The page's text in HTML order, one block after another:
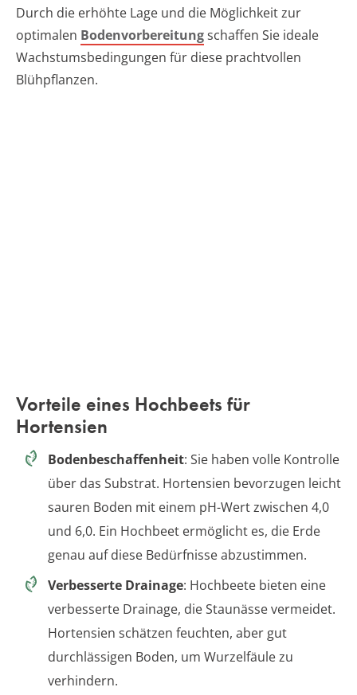
Durch die erhöhte Lage und die Möglichkeit zur
optimalen Bodenvorbereitungschaffen Sie ideale
Wachstumsbedingungen für diese prachtvollen
Blühpflanzen.
Vorteile eines Hochbeets für
Hortensien
Bodenbeschaffenheit: Sie haben volle Kontrolle
über das Substrat. Hortensien bevorzugen leicht
sauren Boden mit einem pH-Wert zwischen 4,0
und 6,0. Ein Hochbeet ermöglicht es, die Erde
genau auf diese Bedürfnisse abzustimmen.
Verbesserte Drainage: Hochbeete bieten eine
verbesserte Drainage, die Staunässe vermeidet.
Hortensien schätzen feuchten, aber gut
durchlässigen Boden, um Wurzelfäule zu
verhindern.